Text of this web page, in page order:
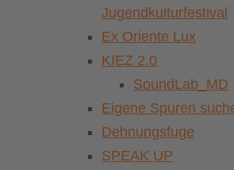
Jugendkulturfestival
Ex Oriente Lux
KIEZ 2.0
SoundLab_MD
Eigene Spuren
Dehnungsfuge
SPEAK UP